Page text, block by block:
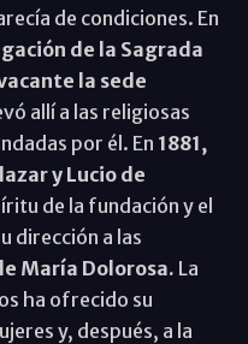
de condiciones. En
de la Sagrada
la sede
allí a las religiosas
por él. En 1881,
y Lucio de
de la fundación y el
dirección a las
María Dolorosa. La
ha ofrecido su
y, después, a la